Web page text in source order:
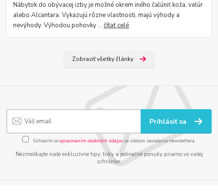
Nábytok do obývacej izby je možné okrem iného čalúniť koža, velúr
alebo Alcantara. Vykazujú rôzne vlastnosti, majú výhody a
nevýhody. Výhodou pohovky ...čítať celé
Zobraziť všetky články
Prihlásiť sa
Súhlasím sospracovaním osobných údajov za účelom zasielania newslettera.
Nezmeškajte naše exkluzívne tipy, triky a jedinečné ponuky priamo vo vašej
schránke.